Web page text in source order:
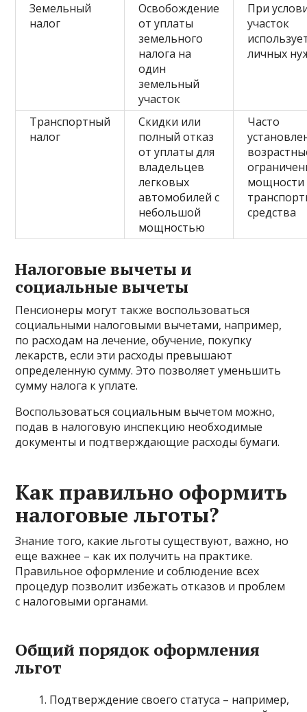
Земельный
налог
Освобождение
от уплаты
земельного
налога на
один
земельный
участок
При
участок
личных
Транспортный
налог
Скидки или
полный отказ
от уплаты для
владельцев
легковых
автомобилей с
небольшой
мощностью
Часто
мощности
средства
Налоговые вычеты и
социальные вычеты
Пенсионеры могут также воспользоваться
социальными налоговыми вычетами, например,
по расходам на лечение, обучение, покупку
лекарств, если эти расходы превышают
определенную сумму. Это позволяет уменьшить
сумму налога к уплате.
Воспользоваться социальным вычетом можно,
подав в налоговую инспекцию необходимые
документы и подтверждающие расходы бумаги.
Как правильно оформить
налоговые льготы?
Знание того, какие льготы существуют, важно, но
еще важнее – как их получить на практике.
Правильное оформление и соблюдение всех
процедур позволит избежать отказов и проблем
с налоговыми органами.
Общий порядок оформления
льгот
Подтверждение своего статуса – например,